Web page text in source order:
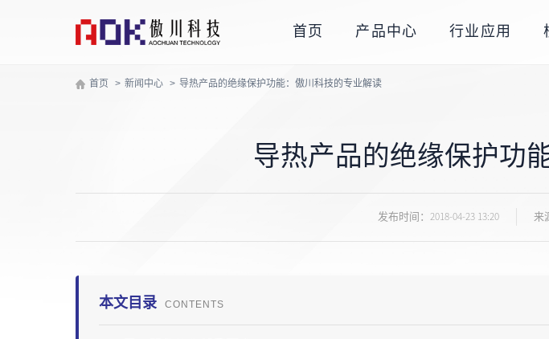
首页 产品中心 行业应用
首页 新闻中心 导热产品的绝缘保护功能：傲川科技的专业解读
导热产品的绝缘保护功
发布时间： 2018-04-23 13:20 来
本文目录 CONTENTS